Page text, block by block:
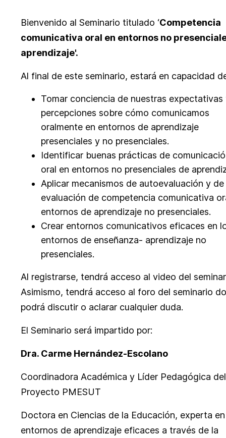
Bienvenido al Seminario titulado ‘Competencia
comunicativa oral en entornos no
aprendizaje'.
Al final de este seminario, estará en capacidad
Tomar conciencia de nuestras expectativas
percepciones sobre cómo comunicamos
oralmente en entornos de aprendizaje
presenciales y no presenciales.
Identificar buenas prácticas de
oral en entornos no presenciales de
Aplicar mecanismos de autoevaluación y de
evaluación de competencia comunicativa
entornos de aprendizaje no presenciales.
Crear entornos comunicativos eficaces en
entornos de enseñanza- aprendizaje no
presenciales.
Al registrarse, tendrá acceso al video del
Asimismo, tendrá acceso al foro del seminario
podrá discutir o aclarar cualquier duda.
El Seminario será impartido por:
Dra. Carme Hernández-Escolano
Coordinadora Académica y Líder Pedagógica del
Proyecto PMESUT
Doctora en Ciencias de la Educación, experta en
entornos de aprendizaje eficaces a través de la